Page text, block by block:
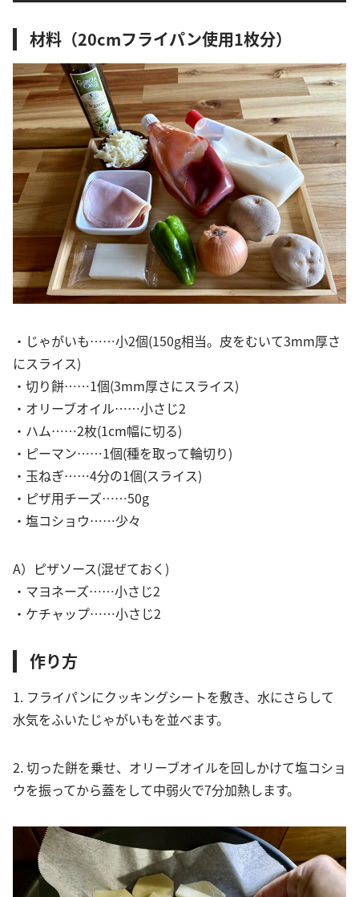
材料（20cmフライパン使用1枚分）
・じゃがいも……小2個(150g相当。皮をむいて3mm厚さ
にスライス)
・切り餅……1個(3mm厚さにスライス)
・オリーブオイル……小さじ2
・ハム……2枚(1cm幅に切る)
・ピーマン……1個(種を取って輪切り)
・玉ねぎ……4分の1個(スライス)
・ピザ用チーズ……50g
・塩コショウ……少々
A）ピザソース(混ぜておく)
・マヨネーズ……小さじ2
・ケチャップ……小さじ2
作り方
1. フライパンにクッキングシートを敷き、水にさらして
水気をふいたじゃがいもを並べます。
2. 切った餅を乗せ、オリーブオイルを回しかけて塩コショ
ウを振ってから蓋をして中弱火で7分加熱します。